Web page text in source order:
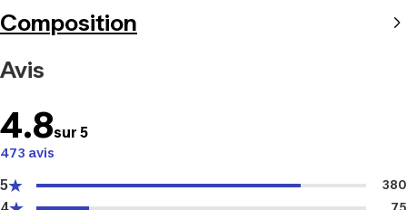
Composition
Avis
4.8sur 5
473 avis
5 380